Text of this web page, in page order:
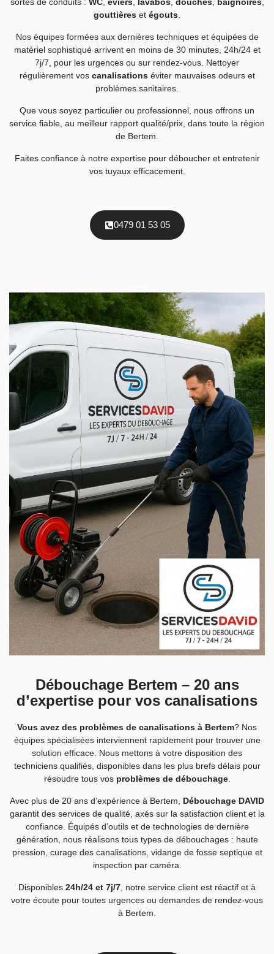
sortes de conduits : WC, éviers, lavabos, douches, baignoires,
gouttières et égouts.
Nos équipes formées aux dernières techniques et équipées de
matériel sophistiqué arrivent en moins de 30 minutes, 24h/24 et
7j/7, pour les urgences ou sur rendez-vous. Nettoyer
régulièrement vos canalisationséviter mauvaises odeurs et
problèmes sanitaires.
Que vous soyez particulier ou professionnel, nous offrons un
service fiable, au meilleur rapport qualité/prix, dans toute la région
de Bertem.
Faites confiance à notre expertise pour déboucher et entretenir
vos tuyaux efficacement.
0479 01 53 05
Débouchage Bertem – 20 ans
d’expertise pour vos canalisations
Vous avez des problèmes de canalisations à Bertem? Nos
équipes spécialisées interviennent rapidement pour trouver une
solution efficace. Nous mettons à votre disposition des
techniciens qualifiés, disponibles dans les plus brefs délais pour
résoudre tous vos problèmes de débouchage.
Avec plus de 20 ans d’expérience à Bertem, Débouchage DAVID
garantit des services de qualité, axés sur la satisfaction client et la
confiance. Équipés d’outils et de technologies de dernière
génération, nous réalisons tous types de débouchages : haute
pression, curage des canalisations, vidange de fosse septique et
inspection par caméra.
Disponibles 24h/24 et 7j/7, notre service client est réactif et à
votre écoute pour toutes urgences ou demandes de rendez-vous
à Bertem.